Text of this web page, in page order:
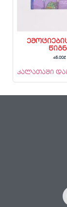
45.00₾
კალათაში